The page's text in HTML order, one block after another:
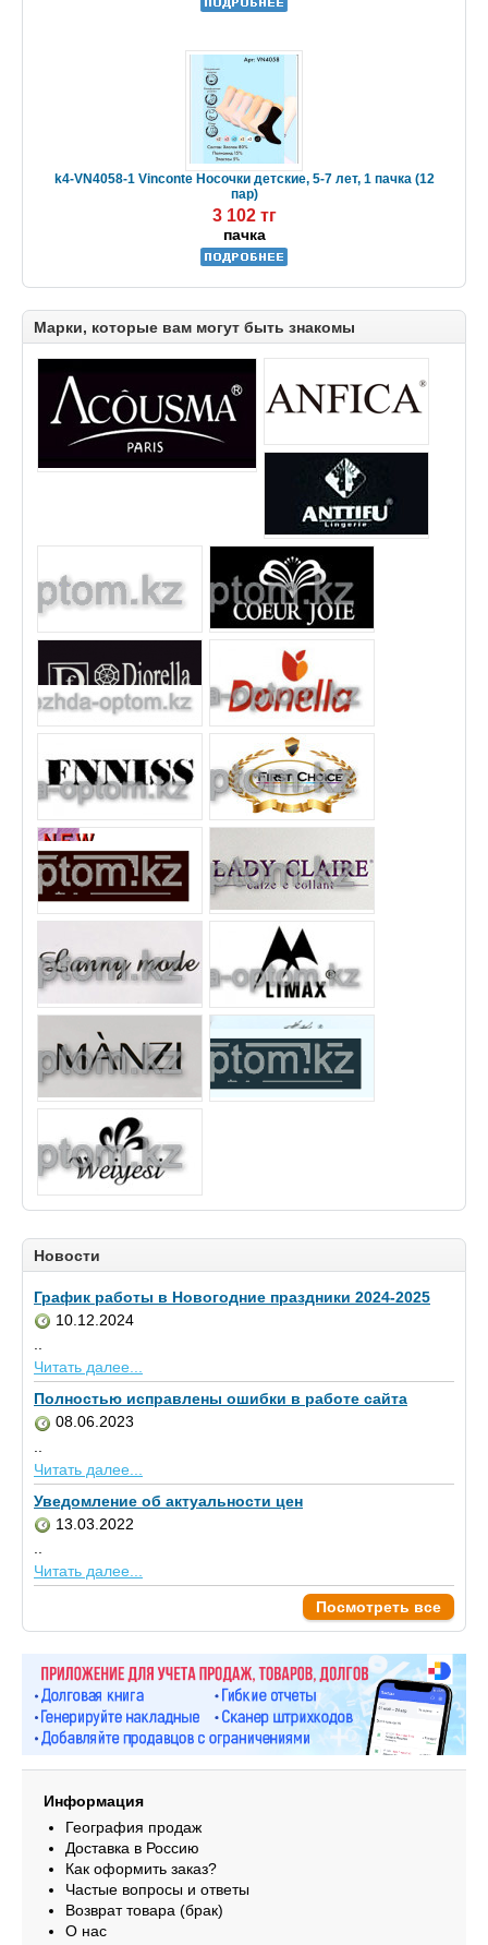
k4-VN4058-1 Vinconte Носочки детские, 5-7 лет, 1 пачка (12
пар)
3 102 тг
пачка
Марки, которые вам могут быть знакомы
Новости
График работы в Новогодние праздники 2024-2025
10.12.2024
..
Читать далее...
Полностью исправлены ошибки в работе сайта
08.06.2023
Читать далее...
Уведомление об актуальности цен
13.03.2022
Читать далее...
Посмотреть все
Информация
География продаж
Доставка в Россию
Как оформить заказ?
Частые вопросы и ответы
Возврат товара (брак)
О нас